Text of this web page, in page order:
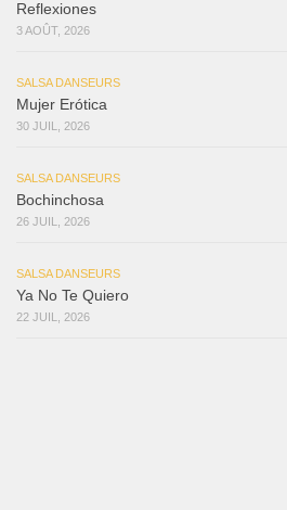
Reflexiones
3 AOÛT, 2026
SALSA DANSEURS
Mujer Erótica
30 JUIL, 2026
SALSA DANSEURS
Bochinchosa
26 JUIL, 2026
SALSA DANSEURS
Ya No Te Quiero
22 JUIL, 2026